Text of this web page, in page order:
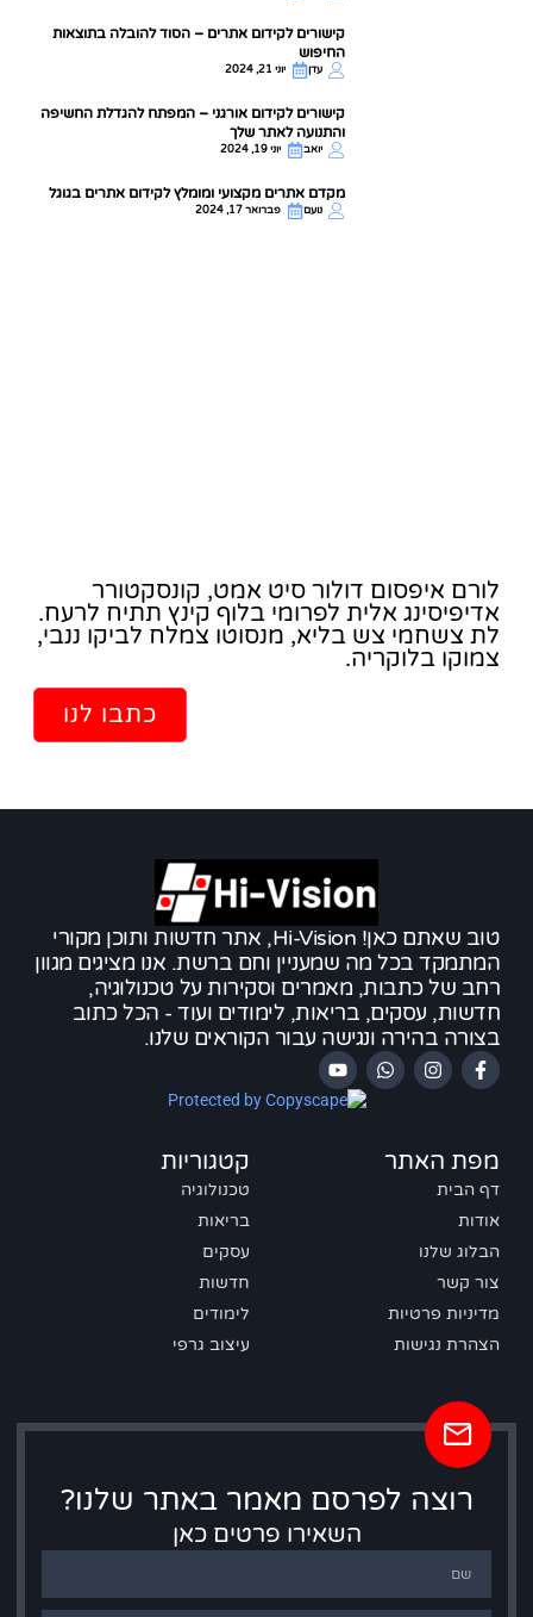
קישורים לקידום אתרים – הסוד להובלה בתוצאות
החיפוש
עדן יוני 21, 2024
קישורים לקידום אורגני – המפתח להגדלת החשיפה
והתנועה לאתר שלך
יואב יוני 19, 2024
מקדם אתרים מקצועי ומומלץ לקידום אתרים בגוגל
נועם פברואר 17, 2024
לורם איפסום דולור סיט אמט, קונסקטורר
אדיפיסינג אלית לפרומי בלוף קינץ תתיח לרעח.
לת צשחמי צש בליא, מנסוטו צמלח לביקו ננבי,
צמוקו בלוקריה.
כתבו לנו
טוב שאתם כאן! Hi-Vision, אתר חדשות ותוכן מקורי
המתמקד בכל מה שמעניין וחם ברשת. אנו מציגים מגוון
רחב של כתבות, מאמרים וסקירות על טכנולוגיה,
חדשות, עסקים, בריאות, לימודים ועוד - הכל כתוב
בצורה בהירה ונגישה עבור הקוראים שלנו.
מפת האתר
דף הבית
אודות
הבלוג שלנו
צור קשר
מדיניות פרטיות
הצהרת נגישות
קטגוריות
טכנולוגיה
בריאות
עסקים
חדשות
לימודים
עיצוב גרפי
רוצה לפרסם מאמר באתר שלנו?
השאירו פרטים כאן